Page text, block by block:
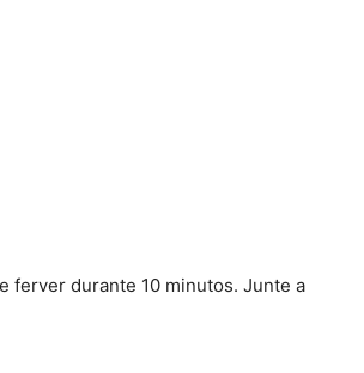
ferver durante 10 minutos. Junte a